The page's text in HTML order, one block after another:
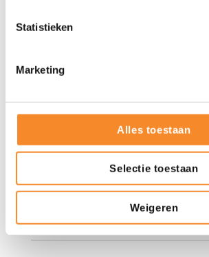
Statistieken
Marketing
Alles toestaan
Selectie toestaan
Weigeren
Commerciële slagkracht
Leiderschap